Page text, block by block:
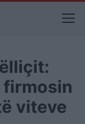
firmosin
viteve